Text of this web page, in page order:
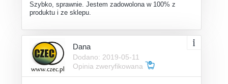
Szybko, sprawnie. Jestem zadowolona w 100% z
produktu i ze sklepu.
Dana
Dodano: 2019-05-11
Opinia zweryfikowana